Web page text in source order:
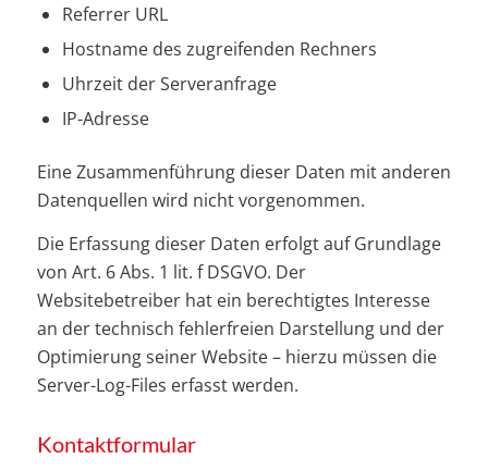
Referrer URL
Hostname des zugreifenden Rechners
Uhrzeit der Serveranfrage
IP-Adresse
Eine Zusammenführung dieser Daten mit anderen
Datenquellen wird nicht vorgenommen.
Die Erfassung dieser Daten erfolgt auf Grundlage
von Art. 6 Abs. 1 lit. f DSGVO. Der
Websitebetreiber hat ein berechtigtes Interesse
an der technisch fehlerfreien Darstellung und der
Optimierung seiner Website – hierzu müssen die
Server-Log-Files erfasst werden.
Kontaktformular